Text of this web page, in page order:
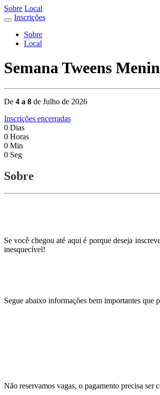
Sobre Local
Inscrições
Sobre
Local
Semana Tweens
De 4 a 8 de Julho de 2026
Inscrições encerradas
0 Dias
0 Horas
0 Min
0 Seg
Sobre
Se você chegou até aqui é porque deseja
inesquecível!
Segue abaixo informações bem importantes que
Não reservamos vagas, o pagamento precisa